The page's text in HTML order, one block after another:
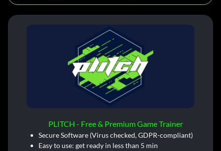
PLITCH - Free & Premium Game Trainer
Secure Software (Virus checked, GDPR-compliant)
Easy to use: get ready in less than 5 min